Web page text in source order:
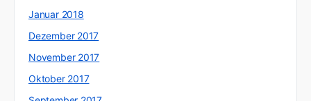
Januar 2018
Dezember 2017
November 2017
Oktober 2017